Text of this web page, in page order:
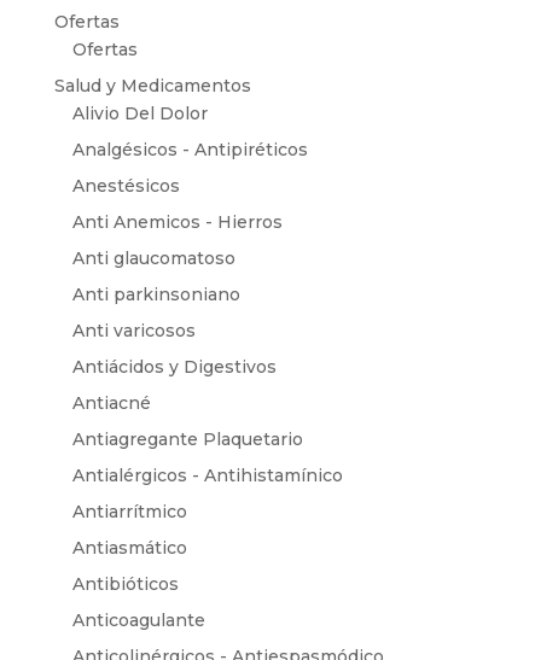
Ofertas
Ofertas
Salud y Medicamentos
Alivio Del Dolor
Analgésicos - Antipiréticos
Anestésicos
Anti Anemicos - Hierros
Anti glaucomatoso
Anti parkinsoniano
Anti varicosos
Antiácidos y Digestivos
Antiacné
Antiagregante Plaquetario
Antialérgicos - Antihistamínico
Antiarrítmico
Antiasmático
Antibióticos
Anticoagulante